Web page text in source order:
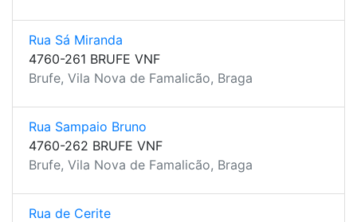
Rua Sá Miranda
4760-261 BRUFE VNF
Brufe, Vila Nova de Famalicão, Braga
Rua Sampaio Bruno
4760-262 BRUFE VNF
Brufe, Vila Nova de Famalicão, Braga
Rua de Cerite